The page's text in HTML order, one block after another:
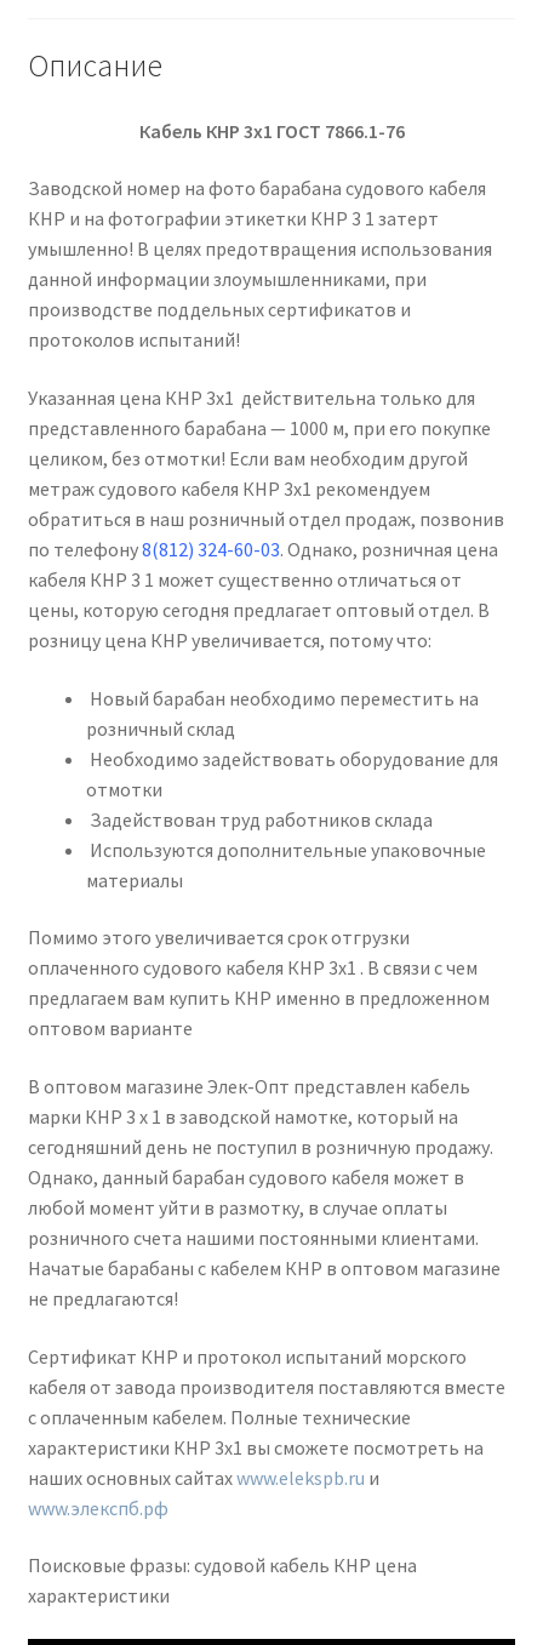
Описание
Кабель КНР 3х1 ГОСТ 7866.1-76
Заводской номер на фото барабана судового кабеля
КНР и на фотографии этикетки КНР 3 1 затерт
умышленно! В целях предотвращения использования
данной информации злоумышленниками, при
производстве поддельных сертификатов и
протоколов испытаний!
Указанная цена КНР 3х1 действительна только для
представленного барабана — 1000 м, при его покупке
целиком, без отмотки! Если вам необходим другой
метраж судового кабеля КНР 3х1 рекомендуем
обратиться в наш розничный отдел продаж, позвонив
по телефону8(812) 324-60-03. Однако, розничная цена
кабеля КНР 3 1 может существенно отличаться от
цены, которую сегодня предлагает оптовый отдел. В
розницу цена КНР увеличивается, потому что:
Новый барабан необходимо переместить на
розничный склад
Необходимо задействовать оборудование для
отмотки
Задействован труд работников склада
Используются дополнительные упаковочные
материалы
Помимо этого увеличивается срок отгрузки
оплаченного судового кабеля КНР 3х1 . В связи с чем
предлагаем вам купить КНР именно в предложенном
оптовом варианте
В оптовом магазине Элек-Опт представлен кабель
марки КНР 3 х 1 в заводской намотке, который на
сегодняшний день не поступил в розничную продажу.
Однако, данный барабан судового кабеля может в
любой момент уйти в размотку, в случае оплаты
розничного счета нашими постоянными клиентами.
Начатые барабаны с кабелем КНР в оптовом магазине
не предлагаются!
Сертификат КНР и протокол испытаний морского
кабеля от завода производителя поставляются вместе
с оплаченным кабелем. Полные технические
характеристики КНР 3х1 вы сможете посмотреть на
наших основных сайтахwww.elekspb.ru и
www.элекспб.рф
Поисковые фразы: судовой кабель КНР цена
характеристики